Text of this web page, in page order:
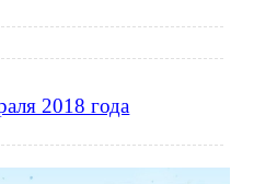
2018 года